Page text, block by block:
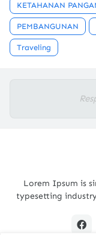
KETAHANAN
PEMBANGUNAN
Traveling
Lorem Ipsum is
typesetting